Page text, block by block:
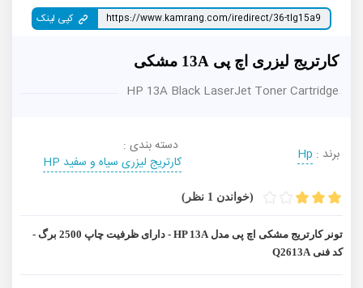
کپی لینک
کارتریج لیزری اچ پی 13A مشکی
HP 13A Black LaserJet Toner Cartridge
برند : Hp
دسته بندی :
کارتریج لیزری سیاه و سفید HP
(خواندن 1 نظر)
تونر کارتریج مشکی اچ پی مدل HP 13A - دارای ظرفیت چاپ 2500 برگ -
کد فنی Q2613A